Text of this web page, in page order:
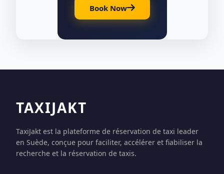
Book Now
TAXIJAKT
TaxiJakt est la plateforme de réservation de taxi leader
en Suède, conçue pour faciliter, accélérer et fiabiliser la
recherche et la réservation de taxis.